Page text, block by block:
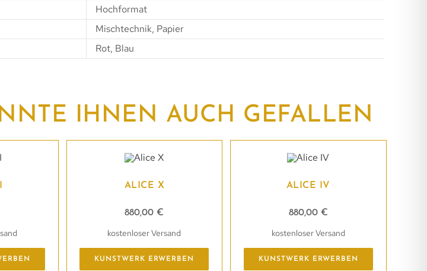
Hochformat
Mischtechnik, Papier
Rot, Blau
IHNEN AUCH GEFALLEN
ALICE X
880,00 €
kostenloser Versand
KUNSTWERK ERWERBEN
ALICE IV
880,00 €
kostenloser Versand
KUNSTWERK ERWERBEN